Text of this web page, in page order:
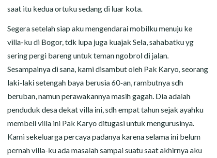
saat itu kedua ortuku sedang di luar kota.
Segera setelah siap aku mengendarai mobilku menuju ke
villa-ku di Bogor, tdk lupa juga kuajak Sela, sahabatku yg
sering pergi bareng untuk teman ngobrol di jalan.
Sesampainya di sana, kami disambut oleh Pak Karyo, seorang
laki-laki setengah baya berusia 60-an, rambutnya sdh
beruban, namun perawakannya masih gagah. Dia adalah
penduduk desa dekat villa ini, sdh empat tahun sejak ayahku
membeli villa ini Pak Karyo ditugasi untuk mengurusinya.
Kami sekeluarga percaya padanya karena selama ini belum
pernah villa-ku ada masalah sampai suatu saat akhirnya aku
CARA NGIKLAN DI CERITAGILA.COM?